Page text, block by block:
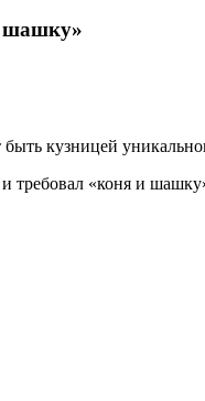
шашку»
кузницей
требовал «коня и